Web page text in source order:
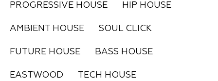
PROGRESSIVE HOUSE HIP HOUSE
AMBIENT HOUSE SOUL CLICK
FUTURE HOUSE BASS HOUSE
EASTWOOD TECH HOUSE